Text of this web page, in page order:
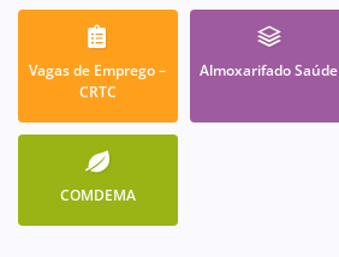
Vagas de Emprego –
CRTC
Almoxarifado Saúde
COMDEMA